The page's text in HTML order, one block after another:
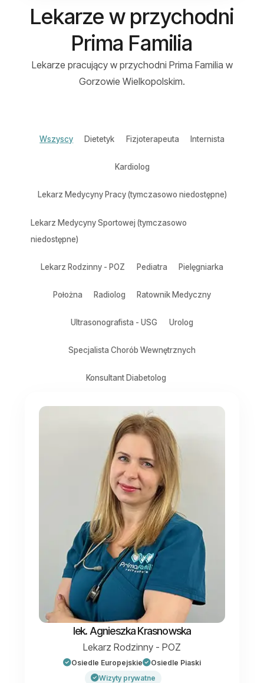
Lekarze w przychodni
Prima Familia
Lekarze pracujący w przychodni Prima Familia w
Gorzowie Wielkopolskim.
Wszyscy Dietetyk Fizjoterapeuta Internista
Kardiolog
Lekarz Medycyny Pracy (tymczasowo niedostępne)
Lekarz Medycyny Sportowej (tymczasowo
niedostępne)
Lekarz Rodzinny - POZ Pediatra Pielęgniarka
Położna Radiolog Ratownik Medyczny
Ultrasonografista - USG Urolog
Specjalista Chorób Wewnętrznych
Konsultant Diabetolog
lek. Agnieszka Krasnowska
Lekarz Rodzinny - POZ
Osiedle Europejskie
Osiedle Piaski
Wizyty prywatne